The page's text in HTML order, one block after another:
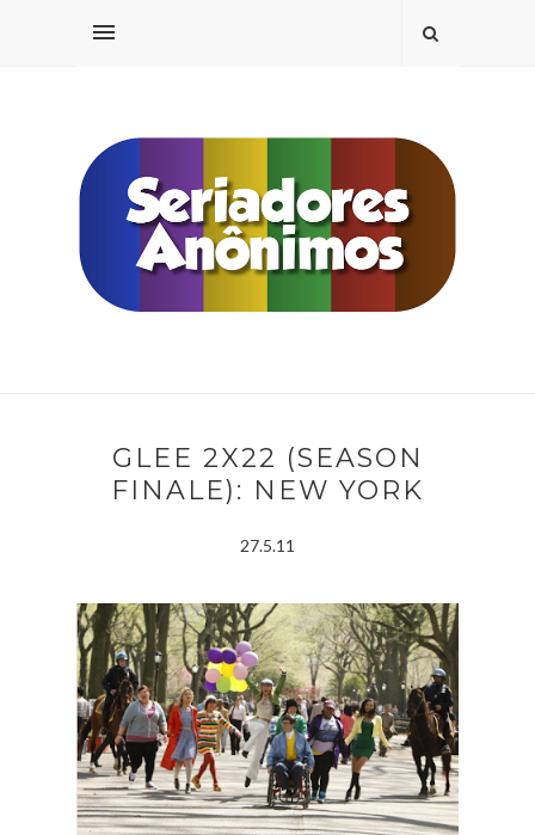
GLEE 2X22 (SEASON
FINALE): NEW YORK
27.5.11